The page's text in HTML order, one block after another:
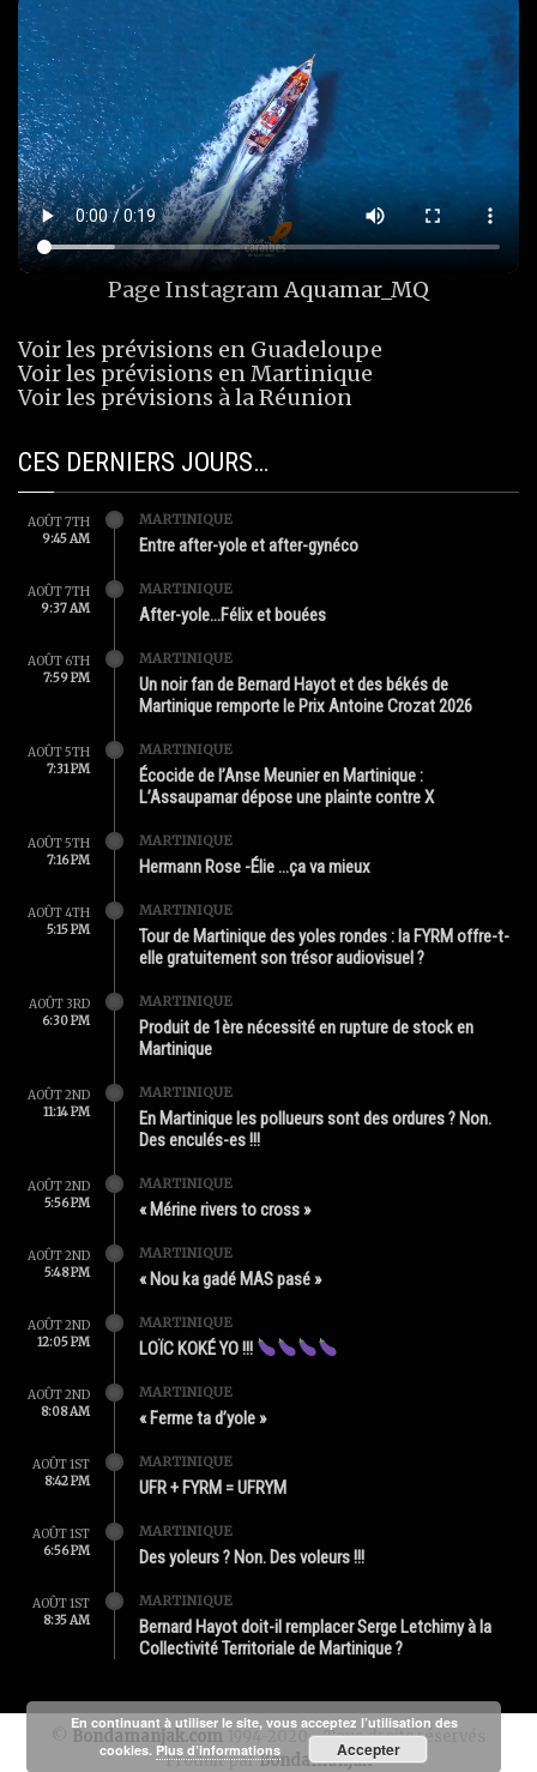
Page InstagramAquamar_MQ
Voir les prévisions en Guadeloupe
Voir les prévisions en Martinique
Voir les prévisions à la Réunion
CES DERNIERS JOURS…
AOÛT 7TH
9:45 AM
MARTINIQUE
Entre after-yole et after-gynéco
AOÛT 7TH
9:37 AM
MARTINIQUE
After-yole…Félix et bouées
AOÛT 6TH
7:59 PM
MARTINIQUE
Un noir fan de Bernard Hayot et des békés de
Martinique remporte le Prix Antoine Crozat 2026
AOÛT 5TH
7:31 PM
MARTINIQUE
Écocide de l’Anse Meunier en Martinique :
L’Assaupamar dépose une plainte contre X
AOÛT 5TH
7:16 PM
MARTINIQUE
Hermann Rose -Élie …ça va mieux
AOÛT 4TH
5:15 PM
MARTINIQUE
Tour de Martinique des yoles rondes : la FYRM offre-t-
elle gratuitement son trésor audiovisuel ?
AOÛT 3RD
6:30 PM
MARTINIQUE
Produit de 1ère nécessité en rupture de stock en
Martinique
AOÛT 2ND
11:14 PM
MARTINIQUE
En Martinique les pollueurs sont des ordures ? Non.
Des enculés-es !!!
AOÛT 2ND
5:56 PM
MARTINIQUE
« Mérine rivers to cross »
AOÛT 2ND
5:48 PM
MARTINIQUE
« Nou ka gadé MAS pasé »
AOÛT 2ND
12:05 PM
MARTINIQUE
LOÏC KOKÉ YO !!!
AOÛT 2ND
8:08 AM
MARTINIQUE
« Ferme ta d’yole »
AOÛT 1ST
8:42 PM
MARTINIQUE
UFR + FYRM = UFRYM
AOÛT 1ST
6:56 PM
MARTINIQUE
Des yoleurs ? Non. Des voleurs !!!
AOÛT 1ST
8:35 AM
MARTINIQUE
Bernard Hayot doit-il remplacer Serge Letchimy à la
Collectivité Territoriale de Martinique ?
Bondamanjak.com 1994-2020 - Tous droits réservés
Produit parBondamanjak
En continuant à utiliser le site, vous acceptez l’utilisation des
cookies. Plus d’informations Accepter